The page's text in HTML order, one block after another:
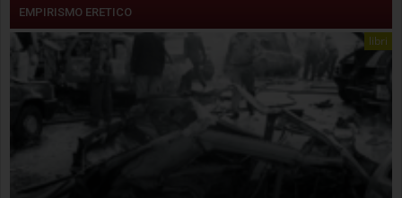
EMPIRISMO ERETICO
libri